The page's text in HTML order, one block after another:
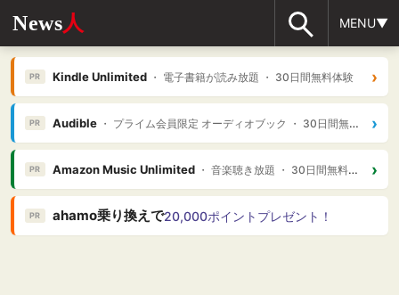
News人 MENU▼
PR Kindle Unlimited・ 電子書籍が読み放題 ・ 30日間無料体験 ›
PR Audible・ プライム会員限定 オーディオブック ・ 30日間無料体験 ›
PR Amazon Music Unlimited・ 音楽聴き放題 ・ 30日間無料体験 ›
PR ahamo乗り換えで20,000ポイントプレゼント！